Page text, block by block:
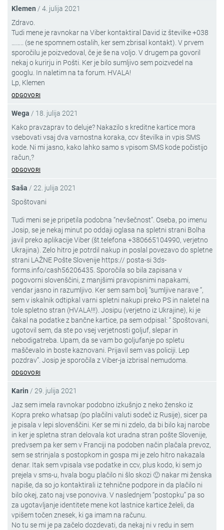
Klemen / 4. julija 2021
Zdravo.
Tudi mene je ravnokar na Viber kontaktiral David iz številke +038
…….. (se ne spomnem ostalih, ker sem zbrisal kontakt). V prvem
sporočilu je poizvedoval, če je še na voljo. V drugem pa govoril
nekaj o kurirju in Pošti. Ker je bilo sumljivo sem poizvedel na
googlu. In naletim na ta forum. HVALA!
Lp, Klemen
ODGOVORI
Wega / 18. julija 2021
Kako pravzaprav to deluje? Nakazilo s kreditne kartice mora
vsebovati vsaj dva varnostna koraka, ccv številka in vpis SMS
kode. Ni mi jasno, kako lahko samo s vpisom SMS kode počistijo
račun,?
ODGOVORI
Saša / 22. julija 2021
Spoštovani
Tudi meni se je pripetila podobna “nevšečnost”. Oseba, po imenu
Josip, se je nekaj minut po oddaji oglasa na spletni strani Bolha
javil preko aplikacije Viber (št.telefona +380665104990, verjetno
Ukrajina). Zelo hitro je potrdil nakup in poslal povezavo do spletne
strani LAŽNE Pošte Slovenije https:// posta-si 3ds-
forms.info/cash56206435. Sporočila so bila zapisana v
pogovorni slovenščini, z manjšimi pravopisnimi napakami,
vendar jasno in razumljivo. Ker sem sam bolj “sumljive narave “,
sem v iskalnik odtipkal varni spletni nakupi preko PS in naletel na
tole spletno stran (HVALA!!!). Josipu (verjetno iz Ukrajine), ki je
čakal na podatke z bančne kartice, pa sem odpisal: “ Spoštovani,
ugotovil sem, da ste po vsej verjetnosti goljuf, slepar in
nebodigatreba. Upam, da se vam bo goljufanje po spletu
maščevalo in boste kaznovani. Prijavil sem vas policiji. Lep
pozdrav”. Josip je sporočila z Viber-ja izbrisal nemudoma.
ODGOVORI
Karin / 29. julija 2021
Jaz sem imela ravnokar podobno izkušnjo z neko žensko iz
Kopra preko whatsap (po plačilni valuti sodeč iz Rusije), sicer pa
je pisala v lepi slovenščini. Ker se mi ni zdelo, da bi bilo kaj narobe
in ker je spletna stran delovala kot uradna stran pošte Slovenije,
predvsem pa ker sem v Franciji na podoben način plačala prevoz,
sem se strinjala s postopkom in gospa mi je zelo hitro nakazala
denar. Itak sem vpisala vse podatke in ccv, plus kodo, ki sem jo
prejela v sms-u, hvala bogu plačilo ni šlo skozi 🙂 nakar mi ženska
napiše, da so jo kontaktirali iz tehnične podpore in da plačilo ni
bilo okej, zato naj vse ponoviva. V naslednjem “postopku” pa so
za ugotavljanje identitete mene kot lastnice kartice želeli, da
vpišem točen znesek, ki ga imam na računu.
No tu se mi je pa začelo dozdevati, da nekaj ni v redu in sem